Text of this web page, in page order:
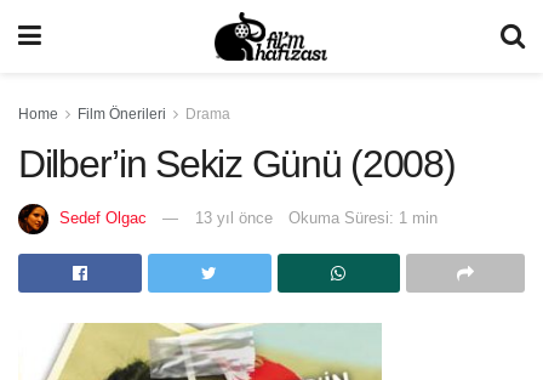
Home Film Önerileri Drama
Dilber’in Sekiz Günü (2008)
Sedef Olgac 13 yıl önce Okuma Süresi: 1 min